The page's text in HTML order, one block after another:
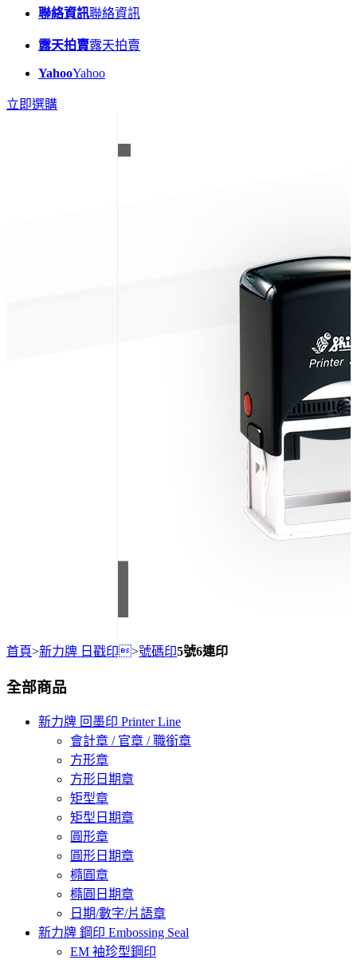
聯絡資訊聯絡資訊
露天拍賣露天拍賣
YahooYahoo
立即選購
首頁>新力牌 日戳印>號碼印5號6連印
全部商品
新力牌 回墨印 Printer Line
會計章 / 官章 / 職銜章
方形章
方形日期章
矩型章
矩型日期章
圓形章
圓形日期章
橢圓章
橢圓日期章
日期/數字/片語章
新力牌 鋼印 Embossing Seal
EM 袖珍型鋼印